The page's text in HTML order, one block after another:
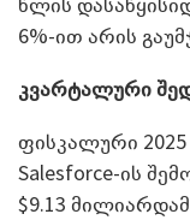
6%-ით არის
კვარტალური
ფისკალური
Salesforce-ის
$9.13